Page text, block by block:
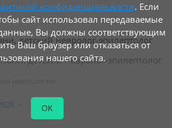
детский невролог-эпилептолог
конфиденциальности. Если
сайт использовал передаваемые
Вы должны соответствующим
Ваш браузер или отказаться от
нашего сайта.
ОК